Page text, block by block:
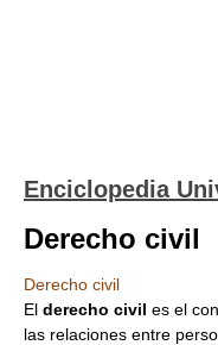
Enciclopedia
Derecho civil
Derecho civil
El derecho civil es el
las relaciones entre